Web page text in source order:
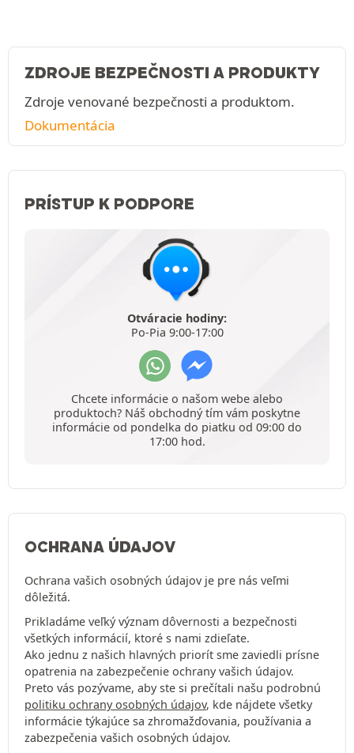
ZDROJE BEZPEČNOSTI A PRODUKTY
Zdroje venované bezpečnosti a produktom.
Dokumentácia
PRÍSTUP K PODPORE
Otváracie hodiny:
Po-Pia 9:00-17:00
Chcete informácie o našom webe alebo
produktoch? Náš obchodný tím vám poskytne
informácie od pondelka do piatku od 09:00 do
17:00 hod.
OCHRANA ÚDAJOV
Ochrana vašich osobných údajov je pre nás veľmi
dôležitá.
Prikladáme veľký význam dôvernosti a bezpečnosti
všetkých informácií, ktoré s nami zdieľate.
Ako jednu z našich hlavných priorít sme zaviedli prísne
opatrenia na zabezpečenie ochrany vašich údajov.
Preto vás pozývame, aby ste si prečítali našu podrobnú
politiku ochrany osobných údajov, kde nájdete všetky
informácie týkajúce sa zhromažďovania, používania a
zabezpečenia vašich osobných údajov.